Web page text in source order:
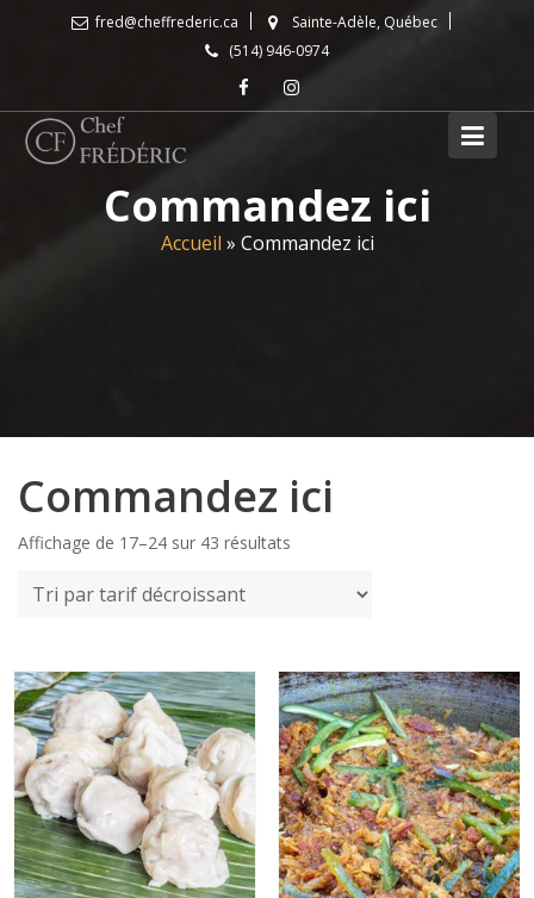
fred@cheffrederic.ca
Sainte-Adèle, Québec
(514) 946-0974
Commandez ici
Accueil » Commandez ici
Commandez ici
Affichage de 17–24 sur 43 résultats